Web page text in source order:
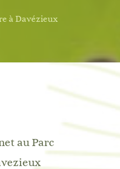
à Davézieux
au Parc